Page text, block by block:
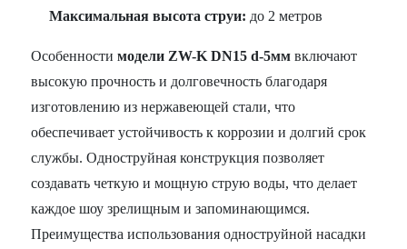
Максимальная высота струи: до 2 метров
Особенностимодели ZW-K DN15 d-5мм включают
высокую прочность и долговечность благодаря
изготовлению из нержавеющей стали, что
обеспечивает устойчивость к коррозии и долгий срок
службы. Одноструйная конструкция позволяет
создавать четкую и мощную струю воды, что делает
каждое шоу зрелищным и запоминающимся.
Преимущества использования одноструйной насадки